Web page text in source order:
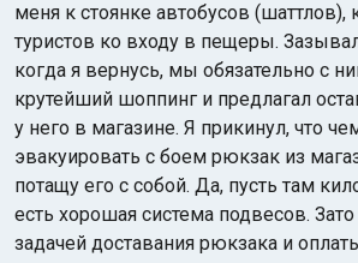
меня к стоянке автобусов (шаттлов),
туристов ко входу в пещеры.
когда я вернусь, мы обязательно с
крутейший шоппинг и предлагал
у него в магазине. Я прикинул, что
эвакуировать с боем рюкзак из
потащу его с собой. Да, пусть там
есть хорошая система подвесов.
задачей доставания рюкзака и